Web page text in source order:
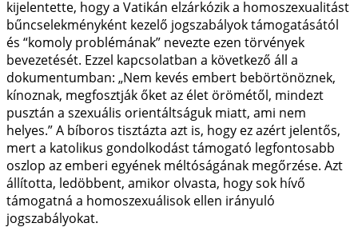
kijelentette, hogy a Vatikán elzárkózik a homoszexualitást
bűncselekményként kezelő jogszabályok támogatásától
és “komoly problémának” nevezte ezen törvények
bevezetését. Ezzel kapcsolatban a következő áll a
dokumentumban: „Nem kevés embert bebörtönöznek,
kínoznak, megfosztják őket az élet örömétől, mindezt
pusztán a szexuális orientáltságuk miatt, ami nem
helyes.” A bíboros tisztázta azt is, hogy ez azért jelentős,
mert a katolikus gondolkodást támogató legfontosabb
oszlop az emberi egyének méltóságának megőrzése. Azt
állította, ledöbbent, amikor olvasta, hogy sok hívő
támogatná a homoszexuálisok ellen irányuló
jogszabályokat.